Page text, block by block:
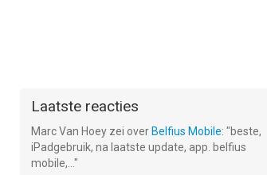
Laatste reacties
Marc Van Hoey zei over Belfius Mobile: "beste,
iPadgebruik, na laatste update, app. belfius
mobile,... "